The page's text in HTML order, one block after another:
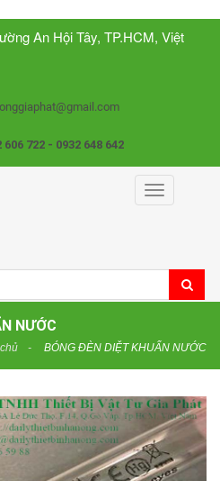
An Hội Tây, TP.HCM, Việt
606 722 - 0932 648 642
Toggle
navigation
NƯỚC
BÓNG ĐÈN DIỆT KHUẨN NƯỚC